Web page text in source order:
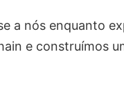
a nós enquanto
e construímos